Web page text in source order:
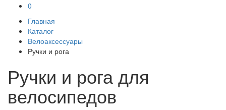
0
Главная
Каталог
Велоаксессуары
Ручки и рога
Ручки и рога для
велосипедов